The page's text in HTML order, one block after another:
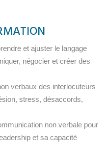
et ajuster le langage
négocier et créer des
verbaux des interlocuteurs
stress, désaccords,
non verbale pour
et sa capacité